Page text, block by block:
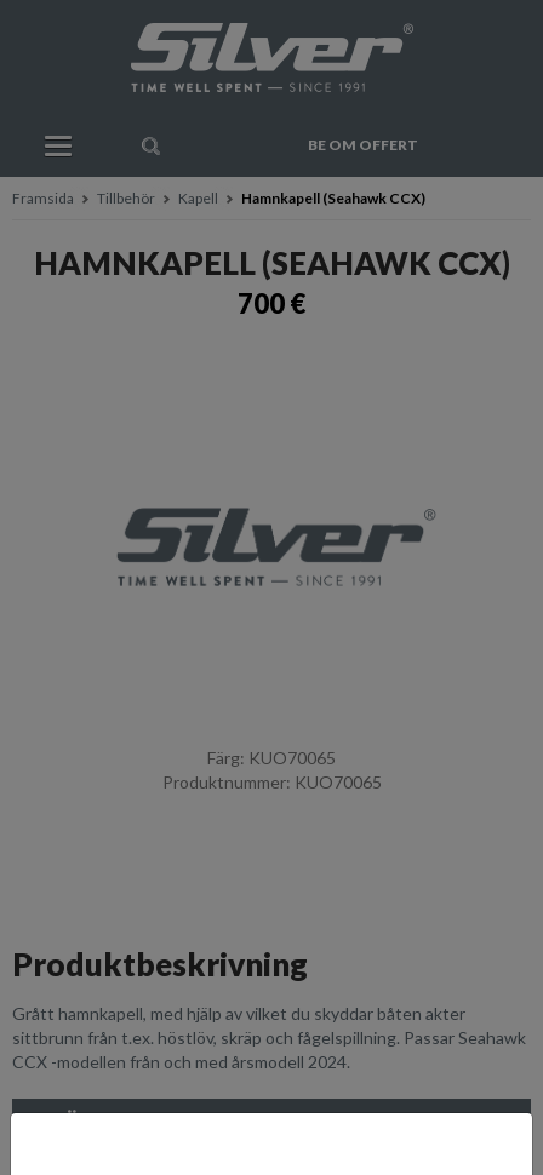
BE OM OFFERT
Framsida Tillbehör Kapell Hamnkapell (Seahawk CCX)
HAMNKAPELL (SEAHAWK CCX)
700 €
Färg: KUO70065
Produktnummer: KUO70065
Produktbeskrivning
Grått hamnkapell, med hjälp av vilket du skyddar båten akter
sittbrunn från t.ex. höstlöv, skräp och fågelspillning. Passar Seahawk
CCX -modellen från och med årsmodell 2024.
LÄMPLIGHET